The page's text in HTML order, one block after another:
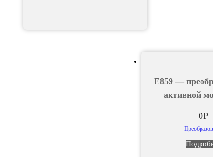
Е859 —
активной
0Р